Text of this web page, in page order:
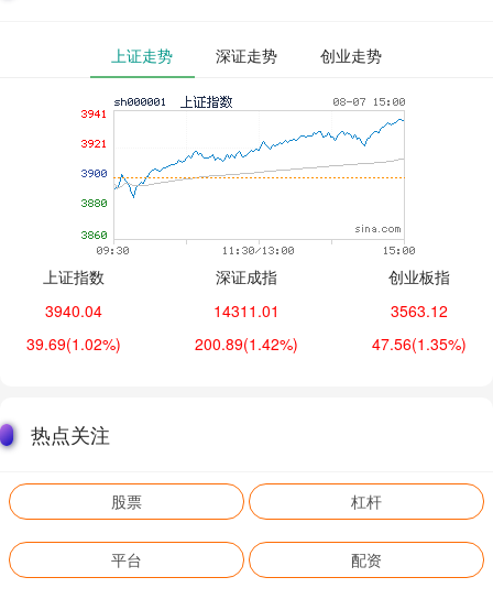
上证走势 深证走势 创业走势
上证指数
3940.04
39.69(1.02%)
深证成指
14311.01
200.89(1.42%)
创业板指
3563.12
47.56(1.35%)
热点关注
股票 杠杆
平台 配资